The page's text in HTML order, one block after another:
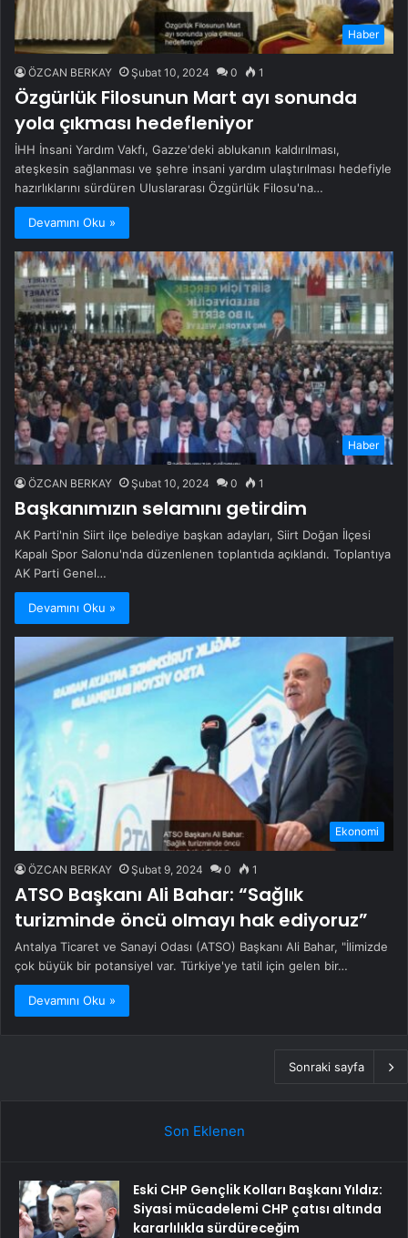
Haber
ÖZCAN BERKAY Şubat 10, 2024 0 1
Özgürlük Filosunun Mart ayı sonunda
yola çıkması hedefleniyor
İHH İnsani Yardım Vakfı, Gazze'deki ablukanın kaldırılması,
ateşkesin sağlanması ve şehre insani yardım ulaştırılması hedefiyle
hazırlıklarını sürdüren Uluslararası Özgürlük Filosu'na…
Devamını Oku »
Haber
ÖZCAN BERKAY Şubat 10, 2024 0 1
Başkanımızın selamını getirdim
AK Parti'nin Siirt ilçe belediye başkan adayları, Siirt Doğan İlçesi
Kapalı Spor Salonu'nda düzenlenen toplantıda açıklandı. Toplantıya
AK Parti Genel…
Devamını Oku »
Ekonomi
ÖZCAN BERKAY Şubat 9, 2024 0 1
ATSO Başkanı Ali Bahar: “Sağlık
turizminde öncü olmayı hak ediyoruz”
Antalya Ticaret ve Sanayi Odası (ATSO) Başkanı Ali Bahar, "İlimizde
çok büyük bir potansiyel var. Türkiye'ye tatil için gelen bir…
Devamını Oku »
Sonraki sayfa
Son Eklenen
Eski CHP Gençlik Kolları Başkanı Yıldız:
Siyasi mücadelemi CHP çatısı altında
kararlılıkla sürdüreceğim